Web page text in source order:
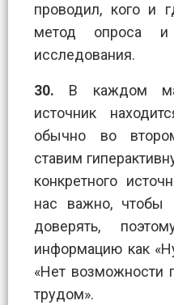
проводил, кого и
метод опроса и
исследования.
30. В каждом
источник
обычно во
ставим
конкретного
нас важно, чтобы
доверять,
информацию как
«Нет возможности
трудом».